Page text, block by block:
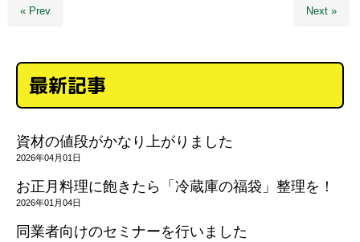
« Prev Next »
最新記事
資材の値段がかなり上がりました
2026年04月01日
お正月料理に飽きたら「冷蔵庫の福袋」整理を！
2026年01月04日
同業者向けのセミナーを行いました